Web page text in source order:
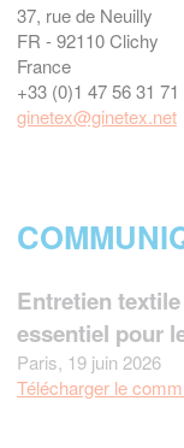
37, rue de Neuilly
FR - 92110 Clichy
France
+33 (0)1 47 56 31 71
ginetex@ginetex.net
Entretien
essentiel pour
Paris, 19 juin 2026
Télécharger le